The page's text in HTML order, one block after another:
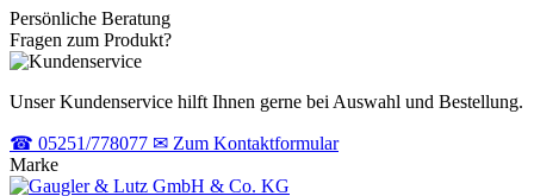
Persönliche Beratung
Fragen zum Produkt?
Unser Kundenservice hilft Ihnen gerne bei Auswahl und Bestellung.
☎ 05251/778077 ✉ Zum Kontaktformular
Marke